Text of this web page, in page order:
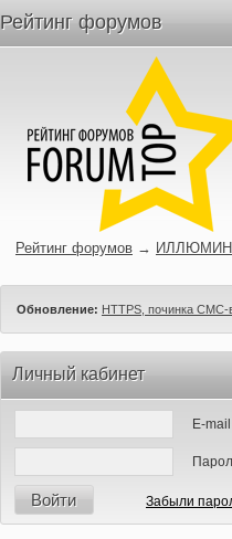
Рейтинг форумов
Рейтинг форумов →
Обновление: HTTPS, починка СМС-
Личный кабинет
E-mail
Войти Забыли